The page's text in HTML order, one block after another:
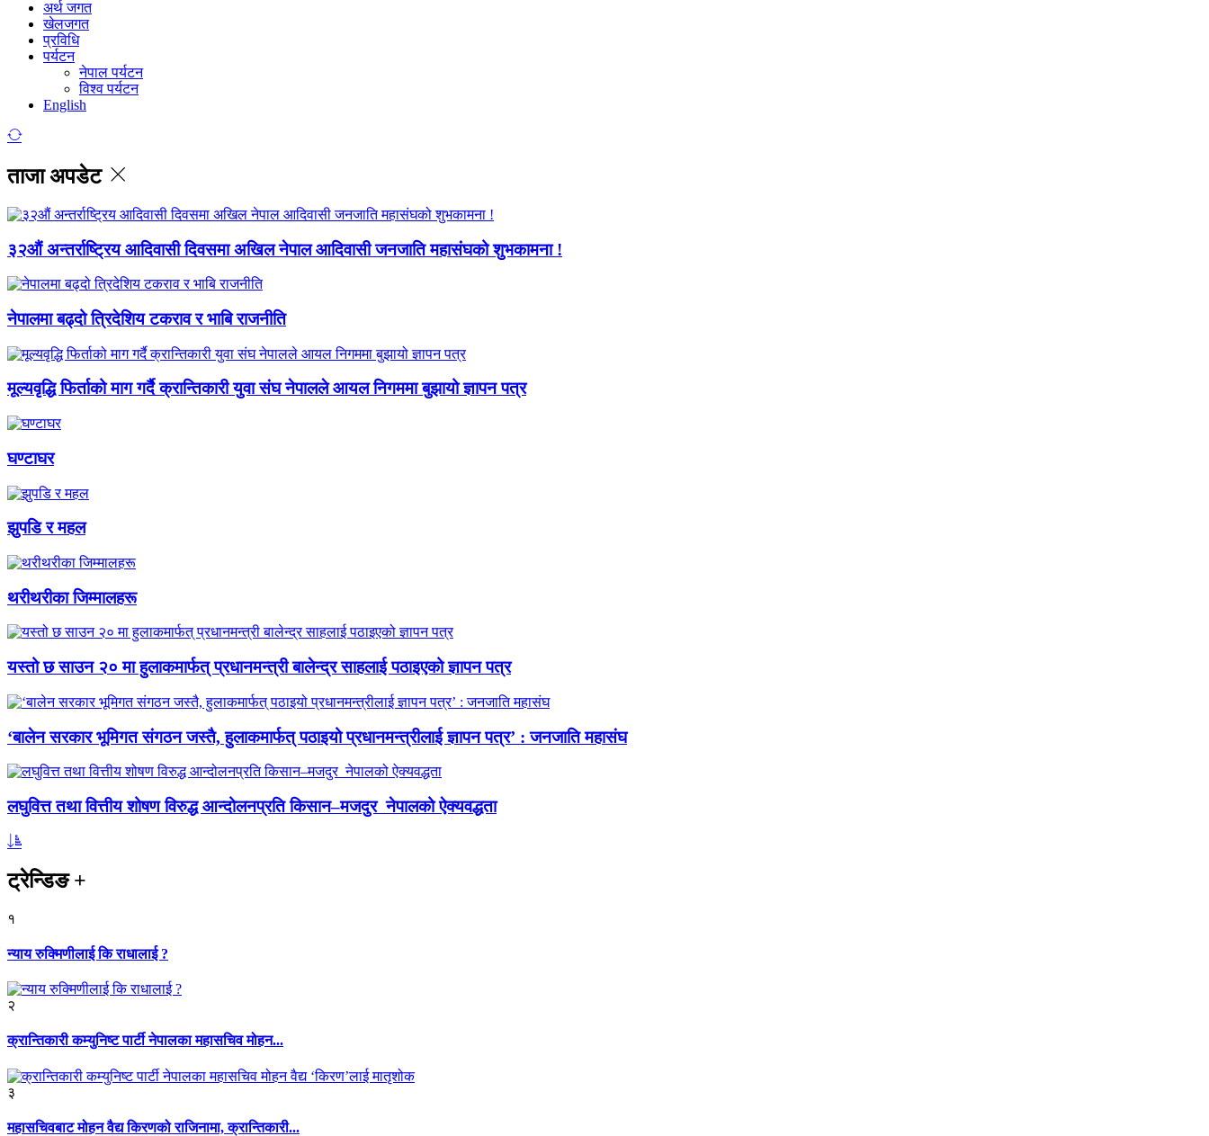
अर्थ जगत
खेलजगत
प्रविधि
पर्यटन
नेपाल पर्यटन
विश्व पर्यटन
English
ताजा अपडेट
३२औं अन्तर्राष्ट्रिय आदिवासी दिवसमा अखिल नेपाल आदिवासी जनजाति महासंघको शुभकामना !
नेपालमा बढ्दो त्रिदेशिय टकराव र भाबि राजनीति
मूल्यवृद्धि फिर्ताको माग गर्दै क्रान्तिकारी युवा संघ नेपालले आयल निगममा बुझायो ज्ञापन पत्र
घण्टाघर
झुपडि र महल
थरीथरीका जिम्मालहरू
यस्तो छ साउन २० मा हुलाकमार्फत् प्रधानमन्त्री बालेन्द्र साहलाई पठाइएको ज्ञापन पत्र
‘बालेन सरकार भूमिगत संगठन जस्तै, हुलाकमार्फत् पठाइयो प्रधानमन्त्रीलाई ज्ञापन पत्र’ : जनजाति महासंघ
लघुवित्त तथा वित्तीय शोषण विरुद्ध आन्दोलनप्रति किसान–मजदुर नेपालको ऐक्यवद्धता
ट्रेन्डिङ+
१
न्याय रुक्मिणीलाई कि राधालाई ?
२
क्रान्तिकारी कम्युनिष्ट पार्टी नेपालका महासचिव मोहन...
३
महासचिवबाट मोहन वैद्य किरणको राजिनामा, क्रान्तिकारी...